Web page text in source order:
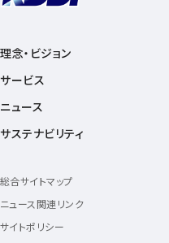
理念・ビジョン
サービス
ニュース
サステナビリティ
総合サイトマップ
ニュース関連リンク
サイトポリシー